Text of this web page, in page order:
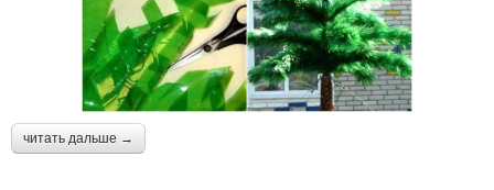
читать дальше →